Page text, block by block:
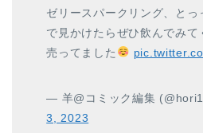
ゼリースパークリング、とっ
で見かけたらぜひ飲んでみて
売ってました
— 羊@コミック編集
3, 2023